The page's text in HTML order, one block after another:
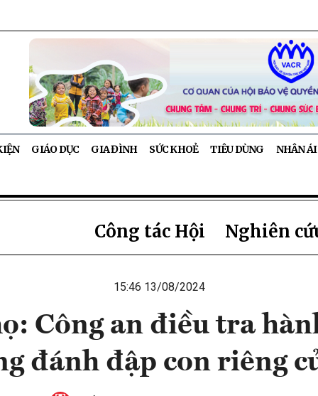
GIÁO DỤC GIA ĐÌNH SỨC KHOẺ TIÊU DÙNG NHÂN ÁI
Công tác Hội Nghiên
15:46 13/08/2024
Công an điều tra
đánh đập con riêng